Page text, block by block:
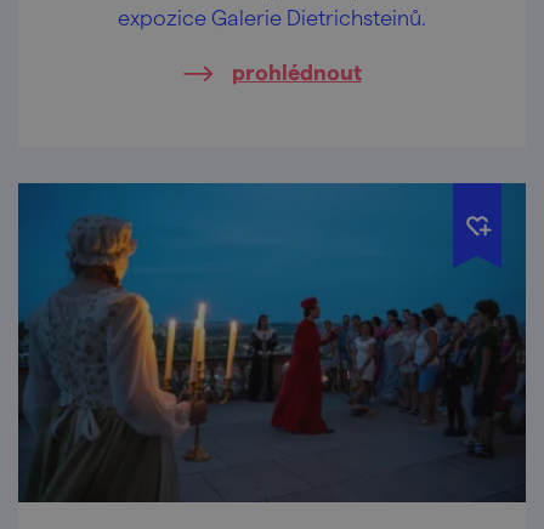
expozice Galerie Dietrichsteinů.
prohlédnout